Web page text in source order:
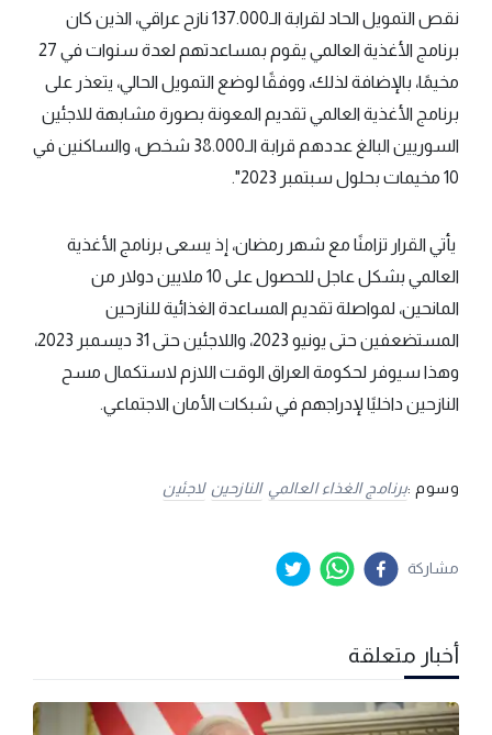
نقص التمويل الحاد لقرابة الـ137.000 نازح عراقي، الذين كان
برنامج الأغذية العالمي يقوم بمساعدتهم لعدة سنوات في 27
مخيمًا، بالإضافة لذلك، ووفقًا لوضع التمويل الحالي، يتعذر على
برنامج الأغذية العالمي تقديم المعونة بصورة مشابهة للاجئين
السوريين البالغ عددهم قرابة الـ38.000 شخص، والساكنين في
10 مخيمات بحلول سبتمبر 2023".
يأتي القرار تزامنًا مع شهر رمضان، إذ يسعى برنامج الأغذية
العالمي بشكل عاجل للحصول على 10 ملايين دولار من
المانحين، لمواصلة تقديم المساعدة الغذائية للنازحين
المستضعفين حتى يونيو 2023، واللاجئين حتى 31 ديسمبر 2023،
وهذا سيوفر لحكومة العراق الوقت اللازم لاستكمال مسح
النازحين داخليًا لإدراجهم في شبكات الأمان الاجتماعي.
وسوم :برنامج الغذاء العالمي النازحين لاجئين
مشاركة
أخبار متعلقة